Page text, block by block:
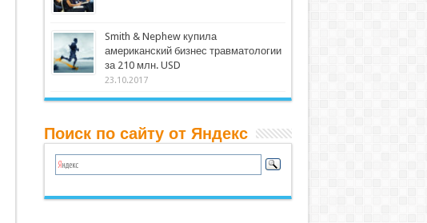
Smith & Nephew купила
американский бизнес травматологии
за 210 млн. USD
23.10.2017
Поиск по сайту от Яндекс